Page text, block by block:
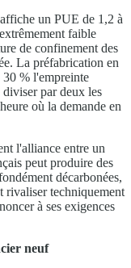
un PUE de 1,2 à
faible
de confinement des
La préfabrication en
30 % l'empreinte
par deux les
où la demande en
l'alliance entre un
peut produire des
décarbonées,
rivaliser techniquement
à ses exigences
neuf